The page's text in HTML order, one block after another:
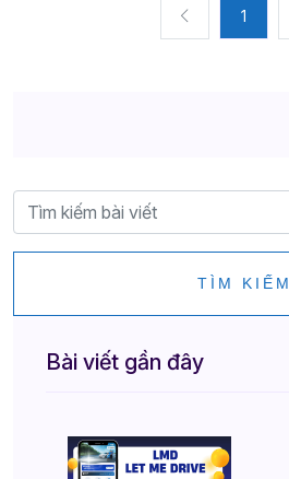
1
TÌM KIẾM
Bài viết gần đây